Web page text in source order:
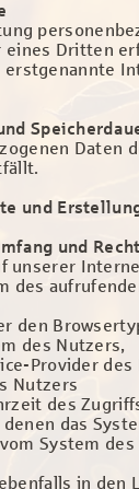
eines Dritten
Daten
und
und
unserer
des
den
des Nutzers,
Provider des
Nutzers
des
das
System
in den